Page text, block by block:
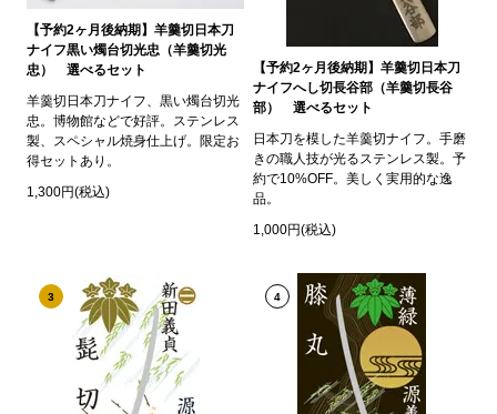
【予約2ヶ月後納期】羊羹切日本刀
ナイフ黒い燭台切光忠（羊羹切光
忠） 選べるセット
羊羹切日本刀ナイフ、黒い燭台切光
忠。博物館などで好評。ステンレス
製、スペシャル焼身仕上げ。限定お
得セットあり。
1,300円(税込)
【予約2ヶ月後納期】羊羹切日本刀
ナイフへし切長谷部（羊羹切長谷
部） 選べるセット
日本刀を模した羊羹切ナイフ。手磨
きの職人技が光るステンレス製。予
約で10%OFF。美しく実用的な逸
品。
1,000円(税込)
3 4